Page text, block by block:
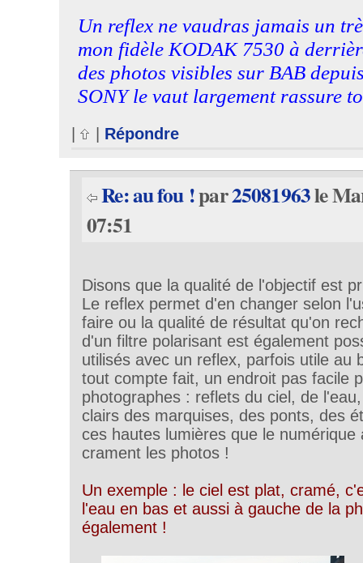
Un reflex ne vaudras jamais un
mon fidèle KODAK 7530 à
des photos visibles sur BAB
SONY le vaut largement rassure
| Répondre
Re: au fou !par25081963le
07:51
Disons que la qualité de l'objectif est
Le reflex permet d'en changer selon
faire ou la qualité de résultat qu'on
d'un filtre polarisant est également
utilisés avec un reflex, parfois utile au
tout compte fait, un endroit pas facile
photographes : reflets du ciel, de
clairs des marquises, des ponts, des
ces hautes lumières que le numérique
crament les photos !
Un exemple : le ciel est plat, cramé,
l'eau en bas et aussi à gauche de la
également !